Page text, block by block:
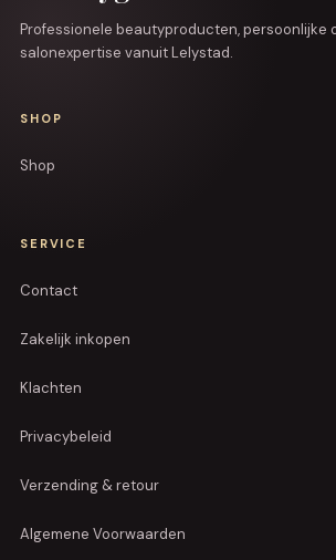
Professionele beautyproducten, persoonlijke
salonexpertise vanuit Lelystad.
SHOP
Shop
SERVICE
Contact
Zakelijk inkopen
Klachten
Privacybeleid
Verzending & retour
Algemene Voorwaarden